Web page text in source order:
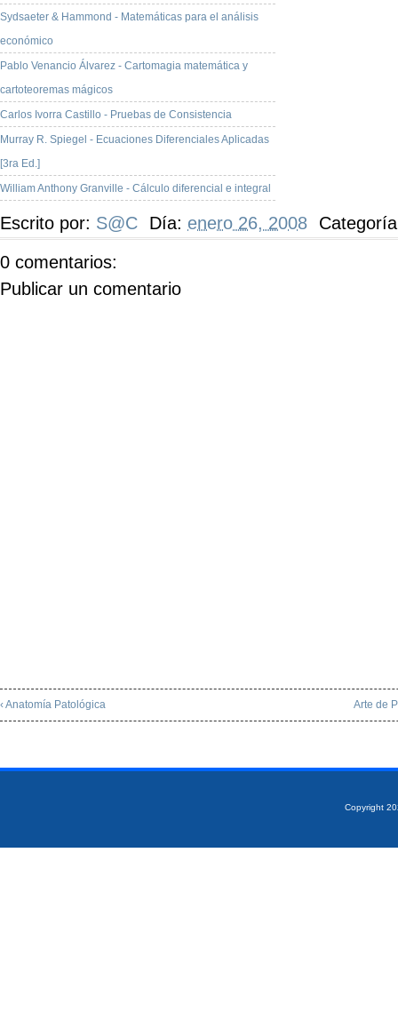
Sydsaeter & Hammond - Matemáticas para el análisis
económico
Pablo Venancio Álvarez - Cartomagia matemática y
cartoteoremas mágicos
Carlos Ivorra Castillo - Pruebas de Consistencia
Murray R. Spiegel - Ecuaciones Diferenciales Aplicadas
[3ra Ed.]
William Anthony Granville - Cálculo diferencial e integral
Escrito por: S@C Día: enero 26, 2008
0 comentarios:
Publicar un comentario
‹ Anatomía Patológica Arte de
Copyright